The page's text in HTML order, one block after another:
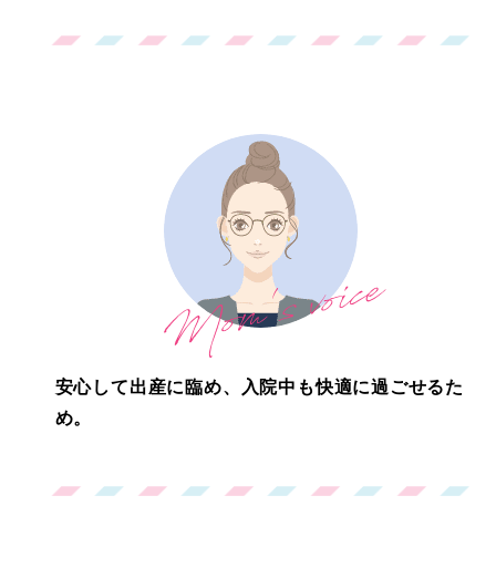
安心して出産に臨め、入院中も快適に過ごせるた
め。